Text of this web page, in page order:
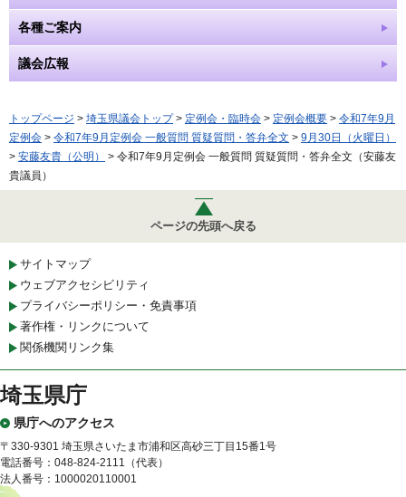
各種ご案内
議会広報
トップページ > 埼玉県議会トップ> 定例会・臨時会 > 定例会概要 > 令和7年9月
定例会 > 令和7年9月定例会 一般質問 質疑質問・答弁全文 > 9月30日（火曜日）
> 安藤友貴（公明）
> 令和7年9月定例会 一般質問 質疑質問・答弁全文（安藤友
貴議員）
ページの先頭へ戻る
サイトマップ
ウェブアクセシビリティ
プライバシーポリシー・免責事項
著作権・リンクについて
関係機関リンク集
埼玉県庁
県庁へのアクセス
〒330-9301 埼玉県さいたま市浦和区高砂三丁目15番1号
電話番号：048-824-2111（代表）
法人番号：1000020110001